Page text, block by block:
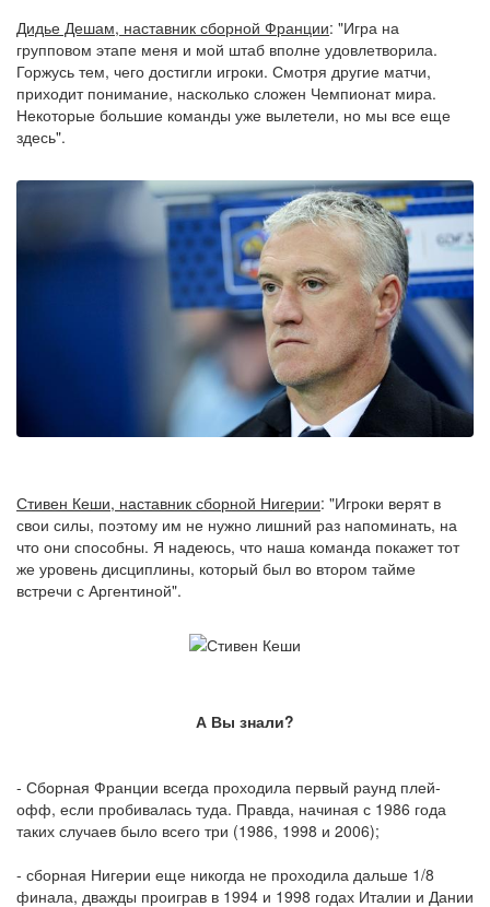
Дидье Дешам, наставник сборной Франции: "Игра на
групповом этапе меня и мой штаб вполне удовлетворила.
Горжусь тем, чего достигли игроки. Смотря другие матчи,
приходит понимание, насколько сложен Чемпионат мира.
Некоторые большие команды уже вылетели, но мы все еще
здесь".
Стивен Кеши, наставник сборной Нигерии: "Игроки верят в
свои силы, поэтому им не нужно лишний раз напоминать, на
что они способны. Я надеюсь, что наша команда покажет тот
же уровень дисциплины, который был во втором тайме
встречи с Аргентиной".
А Вы знали?
- Сборная Франции всегда проходила первый раунд плей-
офф, если пробивалась туда. Правда, начиная с 1986 года
таких случаев было всего три (1986, 1998 и 2006);
- сборная Нигерии еще никогда не проходила дальше 1/8
финала, дважды проиграв в 1994 и 1998 годах Италии и Дании